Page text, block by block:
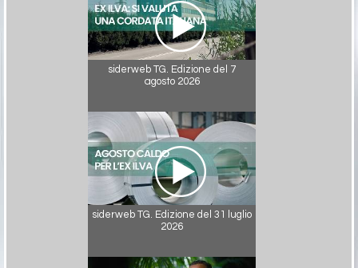
siderweb TG. Edizione del 7
agosto 2026
siderweb TG. Edizione del 31 luglio
2026